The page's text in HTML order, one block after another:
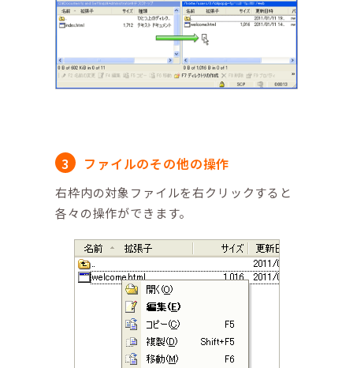
ファイルのその他の操作
右枠内の対象ファイルを右クリックすると
各々の操作ができます。